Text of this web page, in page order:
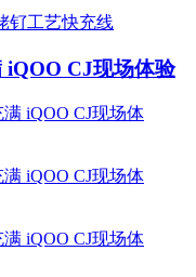
iQOO CJ现场体验